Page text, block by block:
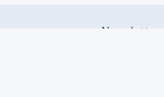
Newsletter